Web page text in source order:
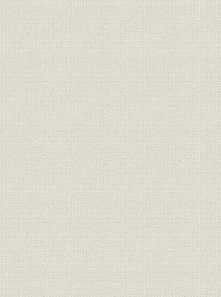
隅田川に面した向島に設けられ
た桜組の製革場。
[明治中期
「桜組」として西村勝三の製
靴・製革事業は立て直しに成功
した。その本店は、築地1丁目
ほぼ現在の中央区役所の地にあ
った。また、銀座3丁目には出
張所を設け、往来する人々の目
を引いた。
[明治14年
ワーグマン描く、西南戦争に向
かう官軍の警ら隊。主として関
東以北の旧士族が多く応募した
が、心なしか軍靴の足音も堂々
と聞こえたとぃう。
「桜組」の商標。サクラの花と
葉に英文をあしらい、なかなか
斬新なデザインである。
[明治17年
東京府統計表による明治前期に
おける製靴工場の概要(明治
9~14年)
明治9年
(1881年)